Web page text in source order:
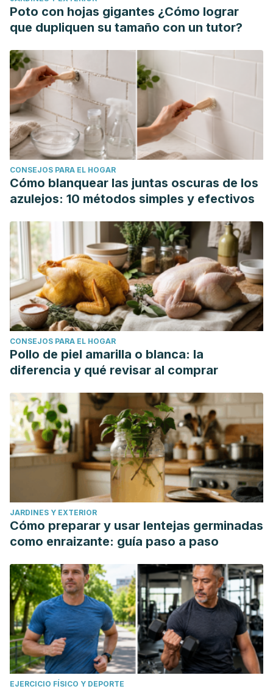
Activation during Common Strength and Hypertrophy
Exercises: A Systematic Review. Journal of sports science
2023.
https://www.ncbi.nlm.nih.gov/pmc/articles/PMC7039033/
Tripiana, R. F. (2015). Revisión y diseño de un programa
para la mejora de la fuerza explosiva. Entrenamiento con
kettlebells. (Trabajo de fin de grado). Grado en Ciencias
de la Actividad Física y del Deporte. Universidad Miguel
Hernández de Elche. Consultado el 14 de agosto de 2023.
http://dspace.umh.es/bitstream/11000/1986/1/
Poto con hojas gigantes ¿Cómo lograr
que dupliquen su tamaño con un tutor?
CONSEJOS PARA EL HOGAR
Cómo blanquear las juntas oscuras de los
azulejos: 10 métodos simples y efectivos
CONSEJOS PARA EL HOGAR
Pollo de piel amarilla o blanca: la
diferencia y qué revisar al comprar
JARDINES Y EXTERIOR
Cómo preparar y usar lentejas germinadas
como enraizante: guía paso a paso
EJERCICIO FÍSICO Y DEPORTE